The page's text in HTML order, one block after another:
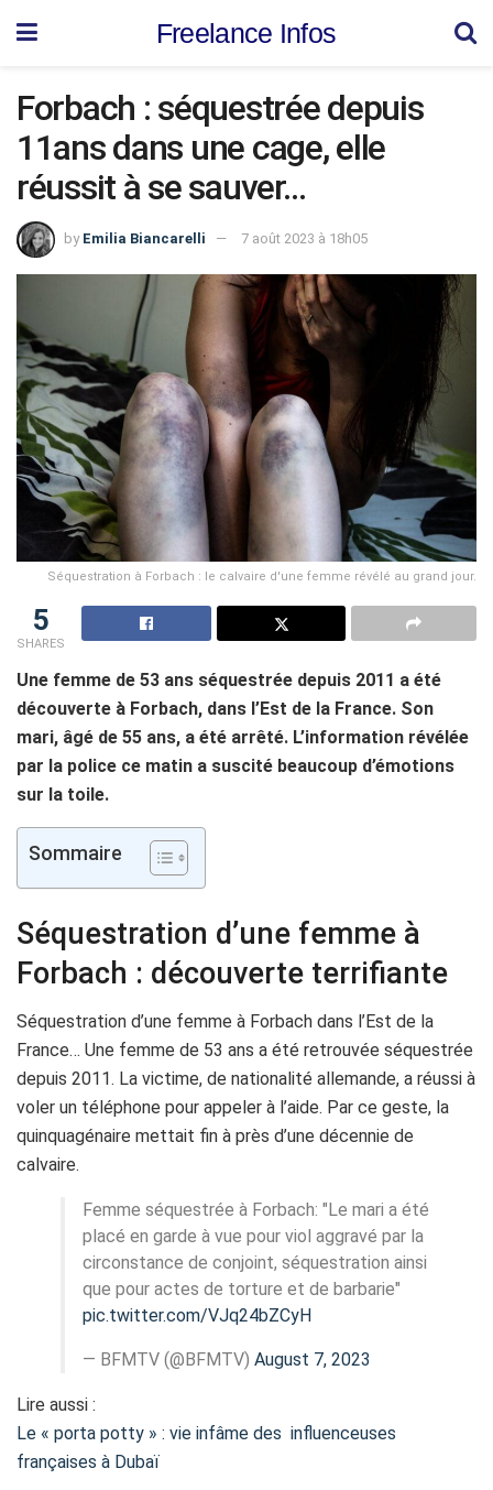
Freelance Infos
Forbach : séquestrée depuis
11ans dans une cage, elle
réussit à se sauver…
by Emilia Biancarelli 7 août 2023 à 18h05
Séquestration à Forbach : le calvaire d'une femme révélé au grand jour.
5
SHARES
Une femme de 53 ans séquestrée depuis 2011 a été
découverte à Forbach, dans l’Est de la France. Son
mari, âgé de 55 ans, a été arrêté. L’information révélée
par la police ce matin a suscité beaucoup d’émotions
sur la toile.
Sommaire
Séquestration d’une femme à
Forbach : découverte terrifiante
Séquestration d’une femme à Forbach dans l’Est de la
France… Une femme de 53 ans a été retrouvée séquestrée
depuis 2011. La victime, de nationalité allemande, a réussi à
voler un téléphone pour appeler à l’aide. Par ce geste, la
quinquagénaire mettait fin à près d’une décennie de
calvaire.
Femme séquestrée à Forbach: "Le mari a été
placé en garde à vue pour viol aggravé par la
circonstance de conjoint, séquestration ainsi
que pour actes de torture et de barbarie"
pic.twitter.com/VJq24bZCyH
— BFMTV (@BFMTV) August 7, 2023
Lire aussi :
Le « porta potty » : vie infâme des influenceuses
françaises à Dubaï